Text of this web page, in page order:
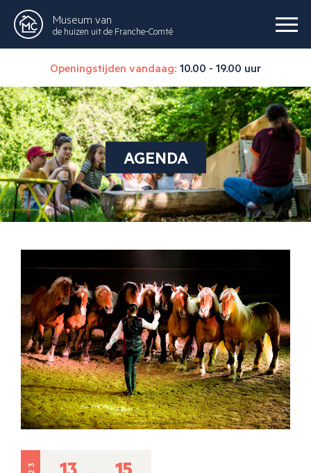
Museum van
de huizen uit de Franche-Comté
Openingstijden vandaag: 10.00 - 19.00 uur
AGENDA